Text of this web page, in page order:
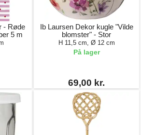
- Røde
5 m
Ib Laursen Dekor kugle "Vilde
blomster" - Stor
H 11,5 cm, Ø 12 cm
På lager
69,00 kr.